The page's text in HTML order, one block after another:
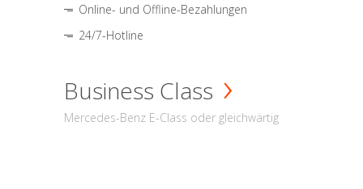
Online- und Offline-Bezahlungen
24/7-Hotline
Business Class
Mercedes-Benz E-Class oder gleichwärtig